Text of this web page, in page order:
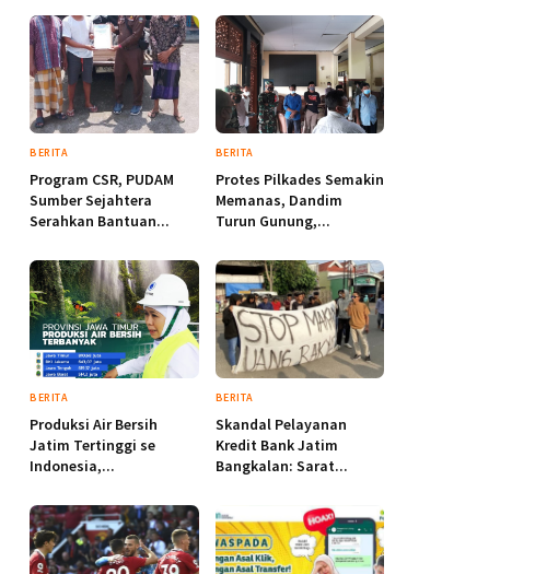
BERITA
Program CSR, PUDAM
Sumber Sejahtera
Serahkan Bantuan...
BERITA
Protes Pilkades Semakin
Memanas, Dandim
Turun Gunung,...
BERITA
Produksi Air Bersih
Jatim Tertinggi se
Indonesia,...
BERITA
Skandal Pelayanan
Kredit Bank Jatim
Bangkalan: Sarat...